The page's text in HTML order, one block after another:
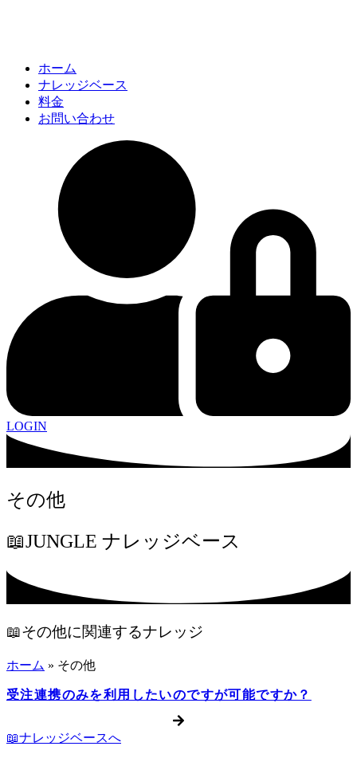
ホーム
ナレッジベース
料金
お問い合わせ
LOGIN
その他
📖JUNGLE ナレッジベース
📖その他に関連するナレッジ
ホーム » その他
受注連携のみを利用したいのですが可能ですか？
📖ナレッジベースへ